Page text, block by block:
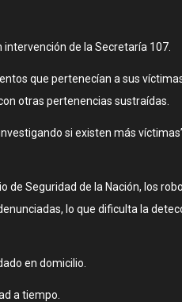
intervención de la Secretaría 107.
que pertenecían a sus
otras pertenencias sustraídas.
si existen más
de Seguridad de la Nación, los
lo que dificulta la
en domicilio.
a tiempo.